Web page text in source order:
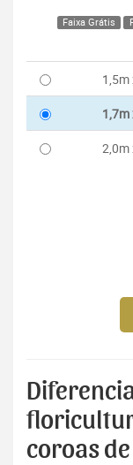
Faixa Grátis
1,5m
1,7m
2,0m
coroas